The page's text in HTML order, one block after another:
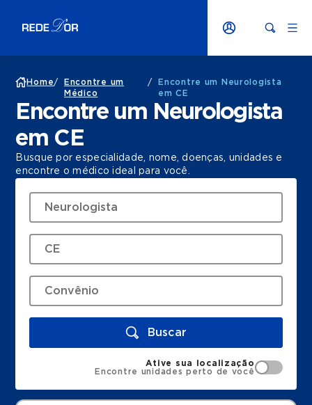
Home/
Encontre um
Médico
/
Encontre um Neurologista
em CE
Encontre um Neurologista
em CE
Busque por especialidade, nome, doenças, unidades e
encontre o médico ideal para você.
Buscar
Ative sua localização
Encontre unidades perto de você